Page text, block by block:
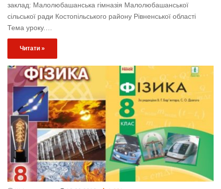
заклад: Малолюбашанська гімназія Малолюбашанської
сільської ради Костопільського району Рівненської області
Тема уроку.…
Читати »